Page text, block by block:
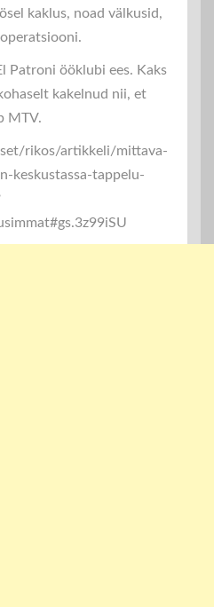
kaklus, noad välkusid,
Patroni ööklubi ees. Kaks
kakelnud nii, et
MTV.
rikos/artikkeli/mittava-
keskustassa-tappelu-